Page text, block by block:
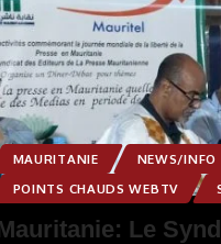
MAURITANIE
NEWS/INFO
POINTS CHAUDS WEBTV
Le